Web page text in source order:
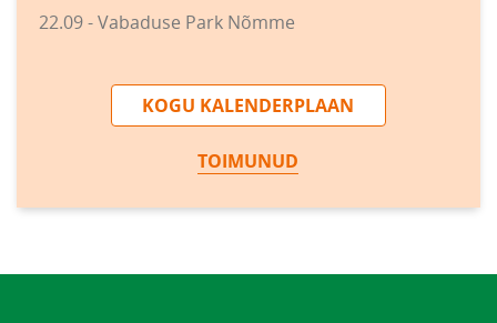
22.09 - Vabaduse Park Nõmme
KOGU KALENDERPLAAN
TOIMUNUD